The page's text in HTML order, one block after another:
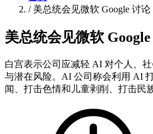
/ 美总统会见微软 Google 讨
美总统会见微软
白宫表示公司应减轻 AI 对个人、
与潜在风险。AI 公司称会利用 AI
闻、打击色情和儿童剥削、打击民